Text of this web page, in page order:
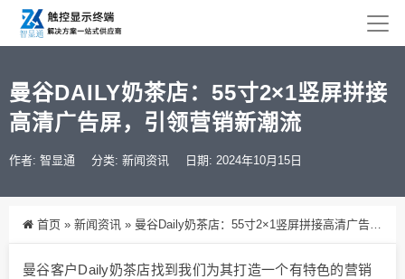
曼谷DAILY奶茶店：55寸2×1竖屏拼接
高清广告屏，引领营销新潮流
作者: 智显通 分类: 新闻资讯 日期: 2024年10月15日
首页 » 新闻资讯 » 曼谷Daily奶茶店：55寸2×1竖屏拼接高清广告屏，引领营销新潮流
曼谷客户Daily奶茶店找到我们为其打造一个有特色的营销